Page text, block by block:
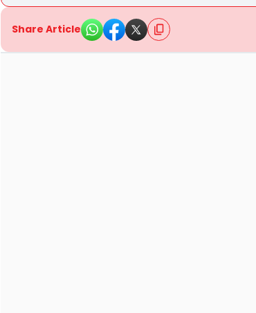
Share Article